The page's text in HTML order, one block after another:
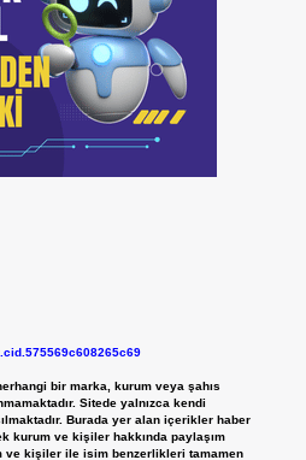
bir marka, kurum veya şahıs
Sitede yalnızca kendi
Burada yer alan içerikler haber
kurum ve kişiler hakkında paylaşım
ve kişiler ile isim benzerlikleri tamamen